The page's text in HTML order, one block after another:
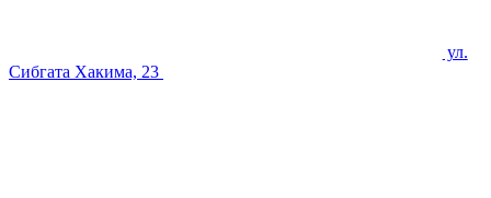
ул.
Сибгата Хакима, 23